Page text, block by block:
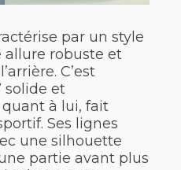
par un style
allure robuste et
C’est
solide et
quant à lui, fait
Ses lignes
une silhouette
partie avant plus